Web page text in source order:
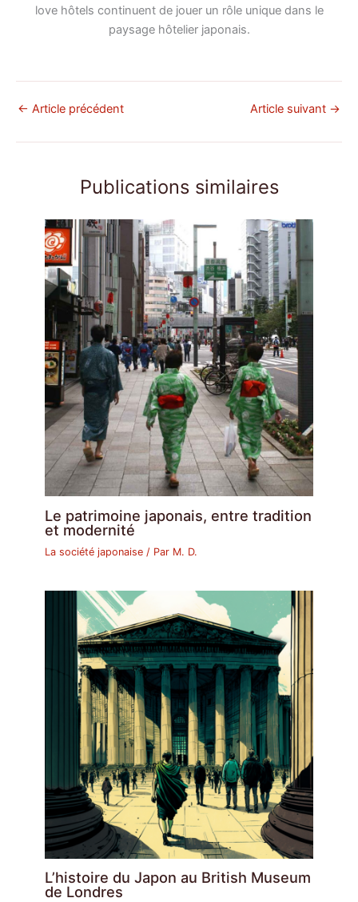
love hôtels continuent de jouer un rôle unique dans le
paysage hôtelier japonais.
← Article précédent Article suivant →
Publications similaires
Le patrimoine japonais, entre tradition
et modernité
La société japonaise / Par M. D.
L’histoire du Japon au British Museum
de Londres